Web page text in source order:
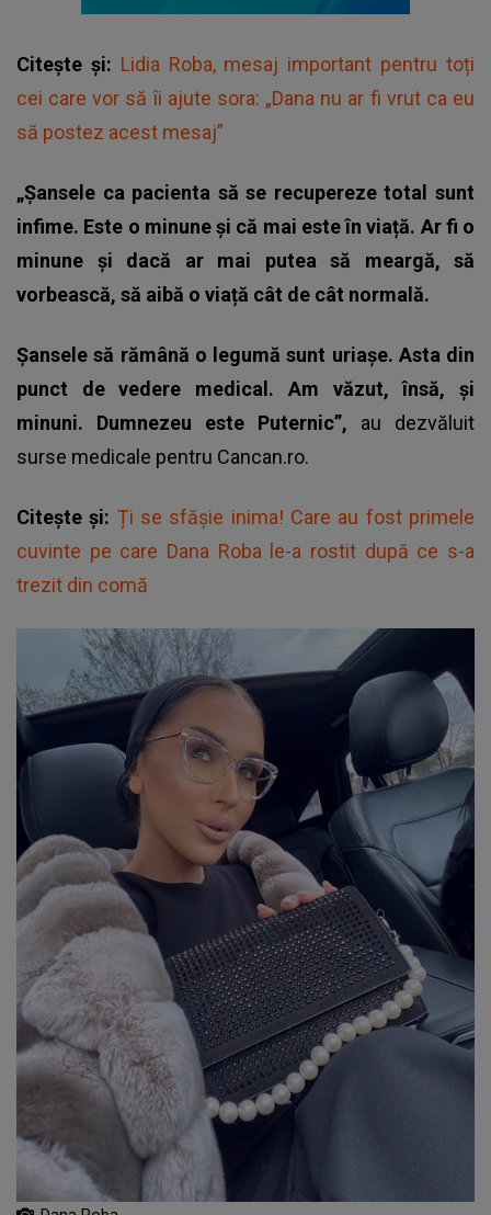
Citește și: Lidia Roba, mesaj important pentru toți
cei care vor să îi ajute sora: „Dana nu ar fi vrut ca eu
să postez acest mesaj”
„Șansele ca pacienta să se recupereze total sunt
infime. Este o minune și că mai este în viață. Ar fi o
minune și dacă ar mai putea să meargă, să
vorbească, să aibă o viață cât de cât normală.
Șansele să rămână o legumă sunt uriașe. Asta din
punct de vedere medical. Am văzut, însă, și
minuni. Dumnezeu este Puternic”, au dezvăluit
surse medicale pentru Cancan.ro.
Citește și: Ți se sfășie inima! Care au fost primele
cuvinte pe care Dana Roba le-a rostit după ce s-a
trezit din comă